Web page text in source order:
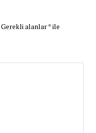
Gerekli alanlar*ile